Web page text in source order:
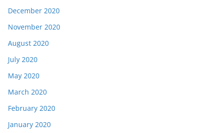
December 2020
November 2020
August 2020
July 2020
May 2020
March 2020
February 2020
January 2020